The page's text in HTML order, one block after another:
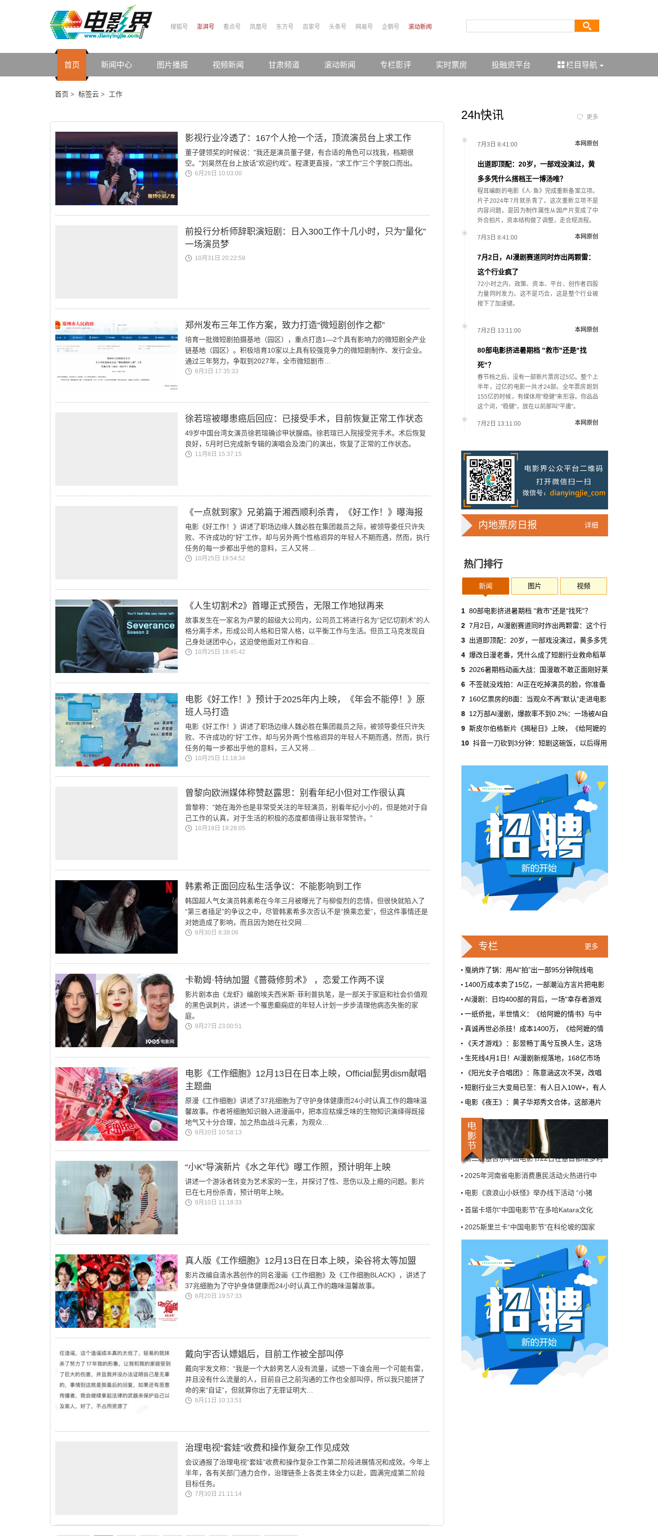
搜狐号 澎湃号 看点号 凤凰号 东方号 百家号 头条号 网易号 企鹅号 滚动新闻
首页 新闻中心 图片播报 视频新闻 甘肃频道 滚动新闻 专栏影评 实时票房 投融资平台 栏目导航
首页 > 标签云 > 工作
影视行业冷透了：167个人抢一个活，顶流演员台上求工作
董子健领奖的时候说："我还是演员董子健，有合适的角色可以找我，档期很
空。"刘昊然在台上放话"欢迎约戏"。程潇更直接，"求工作"三个字脱口而出。
6月26日 10:03:00
前投行分析师辞职演短剧：日入300工作十几小时，只为“量化”
一场演员梦
10月31日 20:22:59
郑州发布三年工作方案，致力打造“微短剧创作之都”
培育一批微短剧拍摄基地（园区），重点打造1—2个具有影响力的微短剧全产业
链基地（园区）。积极培育10家以上具有较强竞争力的微短剧制作、发行企业。
通过三年努力，争取到2027年，全市微短剧市…
8月3日 17:35:33
徐若瑄被曝患癌后回应：已接受手术，目前恢复正常工作状态
49岁中国台湾女演员徐若瑄确诊甲状腺癌。徐若瑄已入院接受完手术。术后恢复
良好，5月时已完成新专辑的演唱会及澳门的演出，恢复了正常的工作状态。
11月8日 15:37:15
《一点就到家》兄弟篇于湘西顺利杀青，《好工作！》曝海报
电影《好工作！》讲述了职场边缘人魏必胜在集团裁员之际，被领导委任只许失
败、不许成功的“好”工作，却与另外两个性格迥异的年轻人不期而遇，然而，执行
任务的每一步都出乎他的意料，三人又将…
10月25日 19:54:52
《人生切割术2》首曝正式预告，无限工作地狱再来
故事发生在一家名为卢蒙的超级大公司内，公司员工将进行名为“记忆切割术”的人
格分离手术，形成公司人格和日常人格，以平衡工作与生活。但员工马克发现自
己身处谜团中心，这迫使他面对工作和自…
10月25日 19:45:42
电影《好工作！》预计于2025年内上映，《年会不能停！》原
班人马打造
电影《好工作！》讲述了职场边缘人魏必胜在集团裁员之际，被领导委任只许失
败、不许成功的“好”工作，却与另外两个性格迥异的年轻人不期而遇，然而，执行
任务的每一步都出乎他的意料，三人又将…
10月25日 11:18:34
曾黎向欧洲媒体称赞赵露思：别看年纪小但对工作很认真
曾黎称：“她在海外也是非常受关注的年轻演员，别看年纪小小的，但是她对于自
己工作的认真，对于生活的积极的态度都值得让我非常赞许。”
10月19日 19:28:05
韩素希正面回应私生活争议：不能影响到工作
韩国超人气女演员韩素希在今年三月被曝光了与柳俊烈的恋情，但很快就陷入了
“第三者插足”的争议之中，尽管韩素希多次否认不是“换乘恋爱”，但这件事情还是
对她造成了影响，而且因为她在社交网…
9月30日 8:38:06
卡勒姆·特纳加盟《蔷薇修剪术》 ，恋爱工作两不误
影片剧本由《龙虾》编剧埃夫西米斯·菲利普执笔，是一部关于家庭和社会价值观
的黑色讽刺片，讲述一个罹患癫痫症的年轻人计划一步步清理他病态失衡的家
庭。
9月27日 23:00:51
电影《工作细胞》12月13日在日本上映，Official髭男dism献唱
主题曲
原漫《工作细胞》讲述了37兆细胞为了守护身体健康而24小时认真工作的趣味温
馨故事。作者将细胞知识融入进漫画中，把本应枯燥乏味的生物知识演绎得既接
地气又十分合理，加之热血战斗元素，为观众…
9月20日 10:58:13
“小K”导演新片《水之年代》曝工作照，预计明年上映
讲述一个游泳者转变为艺术家的一生，并探讨了性、悲伤以及上瘾的问题。影片
已在七月份杀青，预计明年上映。
9月10日 11:18:33
真人版《工作细胞》12月13日在日本上映，染谷将太等加盟
影片改编自清水茜创作的同名漫画《工作细胞》及《工作细胞BLACK》，讲述了
37兆细胞为了守护身体健康而24小时认真工作的趣味温馨故事。
8月20日 19:57:33
戴向宇否认嫖娼后，目前工作被全部叫停
戴向宇发文称：“我是一个大龄男艺人没有流量，试想一下谁会用一个可能有雷，
并且没有什么流量的人，目前自己之前沟通的工作也全部叫停，所以我只能拼了
命的来“自证”，但就算你出了无罪证明大…
8月11日 10:13:51
治理电视“套娃”收费和操作复杂工作见成效
会议通报了治理电视“套娃”收费和操作复杂工作第二阶段进展情况和成效。今年上
半年，各有关部门通力合作，治理链条上各类主体全力以赴，圆满完成第二阶段
目标任务。
7月30日 21:11:14
24h快讯 更多
7月3日 8:41:00
出道即顶配：20岁，一部戏没演过，黄
多多凭什么搭档王一博汤唯？
程耳编剧的电影《人·鱼》完成重新备案立项。
片子2024年7月就杀青了，这次重新立项不是
内容问题，是因为制作属性从国产片变成了中
外合拍片，资本结构做了调整，走合规流程。
本网原创
7月3日 8:41:00
7月2日，AI漫剧赛道同时炸出两颗雷：
这个行业疯了
72小时之内，政策、资本、平台、创作者四股
力量同时发力。这不是巧合，这是整个行业被
按下了加速键。
本网原创
7月2日 13:11:00
80部电影挤进暑期档 "救市"还是"找
死"？
春节档之后，没有一部新片票房过5亿。整个上
半年，过亿的电影一共才24部。全年票房跑到
155亿的时候，有媒体用"稳健"来形容。你品品
这个词，"稳健"，放在以前那叫"平庸"。
本网原创
7月2日 13:11:00
路
2025年，真人实拍微短剧的上线数量占比约
71%，AI微短剧不到30%。到了2026年第一季
度，这个比例完全倒挂——真人实拍跌到
32%，AI飙升到68%。
本网原创
华策拿《西游记》赌AI那天，半个影视
一个做了几十年传统影视的头部公司，用这种
再是草根创业者的自嗨游戏，正规军来了。
本网原创
6月30日 11:34:00
7月1日起AI漫剧独立上户：30万以下
的，平台自己兜着
过去两年，AI漫剧用一种近乎无政府的方式，
吃掉了整个微短剧市场95%的产量，却几乎没
本网原创
6月29日 10:20:00
时间，年轻人在电影院里的占比缩水了一半还
多。20岁以下更夸张，从8.9%跌到2.9%，几
乎归零…
本网原创
6月29日 10:20:00
AI短剧赢了数量，真人短剧赢了命
2026年一季度，全行业上线微短剧12.8万部，
其中AI短剧12.2万部，占比超过95%。真人短
剧？只剩几千部。你猜这95%的AI短剧，拿走
了多少流量？
本网原创
6月28日 13:03:00
戛纳一句"Fuck AI"，喊出了多少电影人
高定，而是一句话。
本网原创
6月28日 9:25:00
周星驰跑去拍AI短剧了，电影院还剩什
么？
5月31号，横店。63岁的周星驰穿着黑色夹克
出现在《食神2026》的开机现场。这部短剧改
编自他30年前的经典电影，竖屏拍摄，AI辅助
制作，成本400万。预计9月上线。
本网原创
6月28日 9:25:00
短剧从业者在评论区集体破防。有人说"今年开
机率比去年腰斩"，有人说"演员片酬从日薪800
三天的东西，AI一天出八集，还比你好看…
本网原创
6月27日 10:01:00
9万块银幕，全年只卖400亿：电影院的
钱去哪了？
画，类型挺全。刘烨的《四渡》、皮克斯的
《玩具总动员5》、谢苗的《火遮眼》，该有的
牌都亮出来了。
6月27日 10:01:00
7万部AI短剧一夜下架，广电总局这次是
动真格的
6月24日，广电总局官网挂出了一份文件。没
有发布会，没有吹风会。就这么安安静静地，
把《微短剧发展管理办法（征求意见稿）》摆
到了所有人面前。
本网原创
6月26日 10:03:00
影视行业冷透了：167个人抢一个活，
顶流演员台上求工作
董子健领奖的时候说："我还是演员董子健，有
合适的角色可以找我，档期很空。"刘昊然在台
详细
内地票房日报
热门排行
新闻 图片 视频
1 80部电影挤进暑期档 "救市"还是"找死"？
2 7月2日，AI漫剧赛道同时炸出两颗雷：这个行
3 出道即顶配：20岁，一部戏没演过，黄多多凭
4 爆改日漫老番，凭什么成了短剧行业救命稻草
5 2026暑期档动画大战：国漫敢不敢正面刚好莱
6 不签就没戏拍：AI正在吃掉演员的脸，你准备
7 160亿票房的B面：当观众不再"默认"走进电影
8 12万部AI漫剧，爆款率不到0.2%：一场被AI自
9 斯皮尔伯格新片《揭秘日》上映，《给阿嬷的
10 抖音一刀砍到3分钟：短剧这碗饭，以后得用
更多
专栏
戛纳炸了锅：用AI“拍”出一部95分钟院线电
1400万成本卖了15亿，一部潮汕方言片把电影
AI漫剧：日均400部的背后，一场"幸存者游戏
一纸侨批，半世情义：《给阿嬷的情书》与中
真诚再世必杀技！成本1400万，《给阿嬷的情
《天才游戏》：彭昱畅丁禹兮互换人生，这场
生死线4月1日！AI漫剧新规落地，168亿市场
《阳光女子合唱团》：陈意涵这次不哭，改唱
短剧行业三大变局已至：有人日入10W+，有人
电影《夜王》：黄子华郑秀文合体，这部港片
首届卡塔尔“中国电影节”在多哈Katara文化
2025斯里兰卡“中国电影节”在科伦坡的国家
第八届浙江国际青年电影周创投与你相约杭州
莫斯科国际电影周启幕——21国代表齐聚一堂
第二届塞舌尔中国电影节22日在塞首都维多利
2025年河南省电影消费惠民活动火热进行中
电影《浪浪山小妖怪》举办线下活动 “小猪
首届卡塔尔“中国电影节”在多哈Katara文化
2025斯里兰卡“中国电影节”在科伦坡的国家
第八届浙江国际青年电影周创投与你相约杭州
莫斯科国际电影周启幕——21国代表齐聚一堂
第二届塞舌尔中国电影节22日在塞首都维多利
2025年河南省电影消费惠民活动火热进行中
电影《浪浪山小妖怪》举办线下活动 “小猪